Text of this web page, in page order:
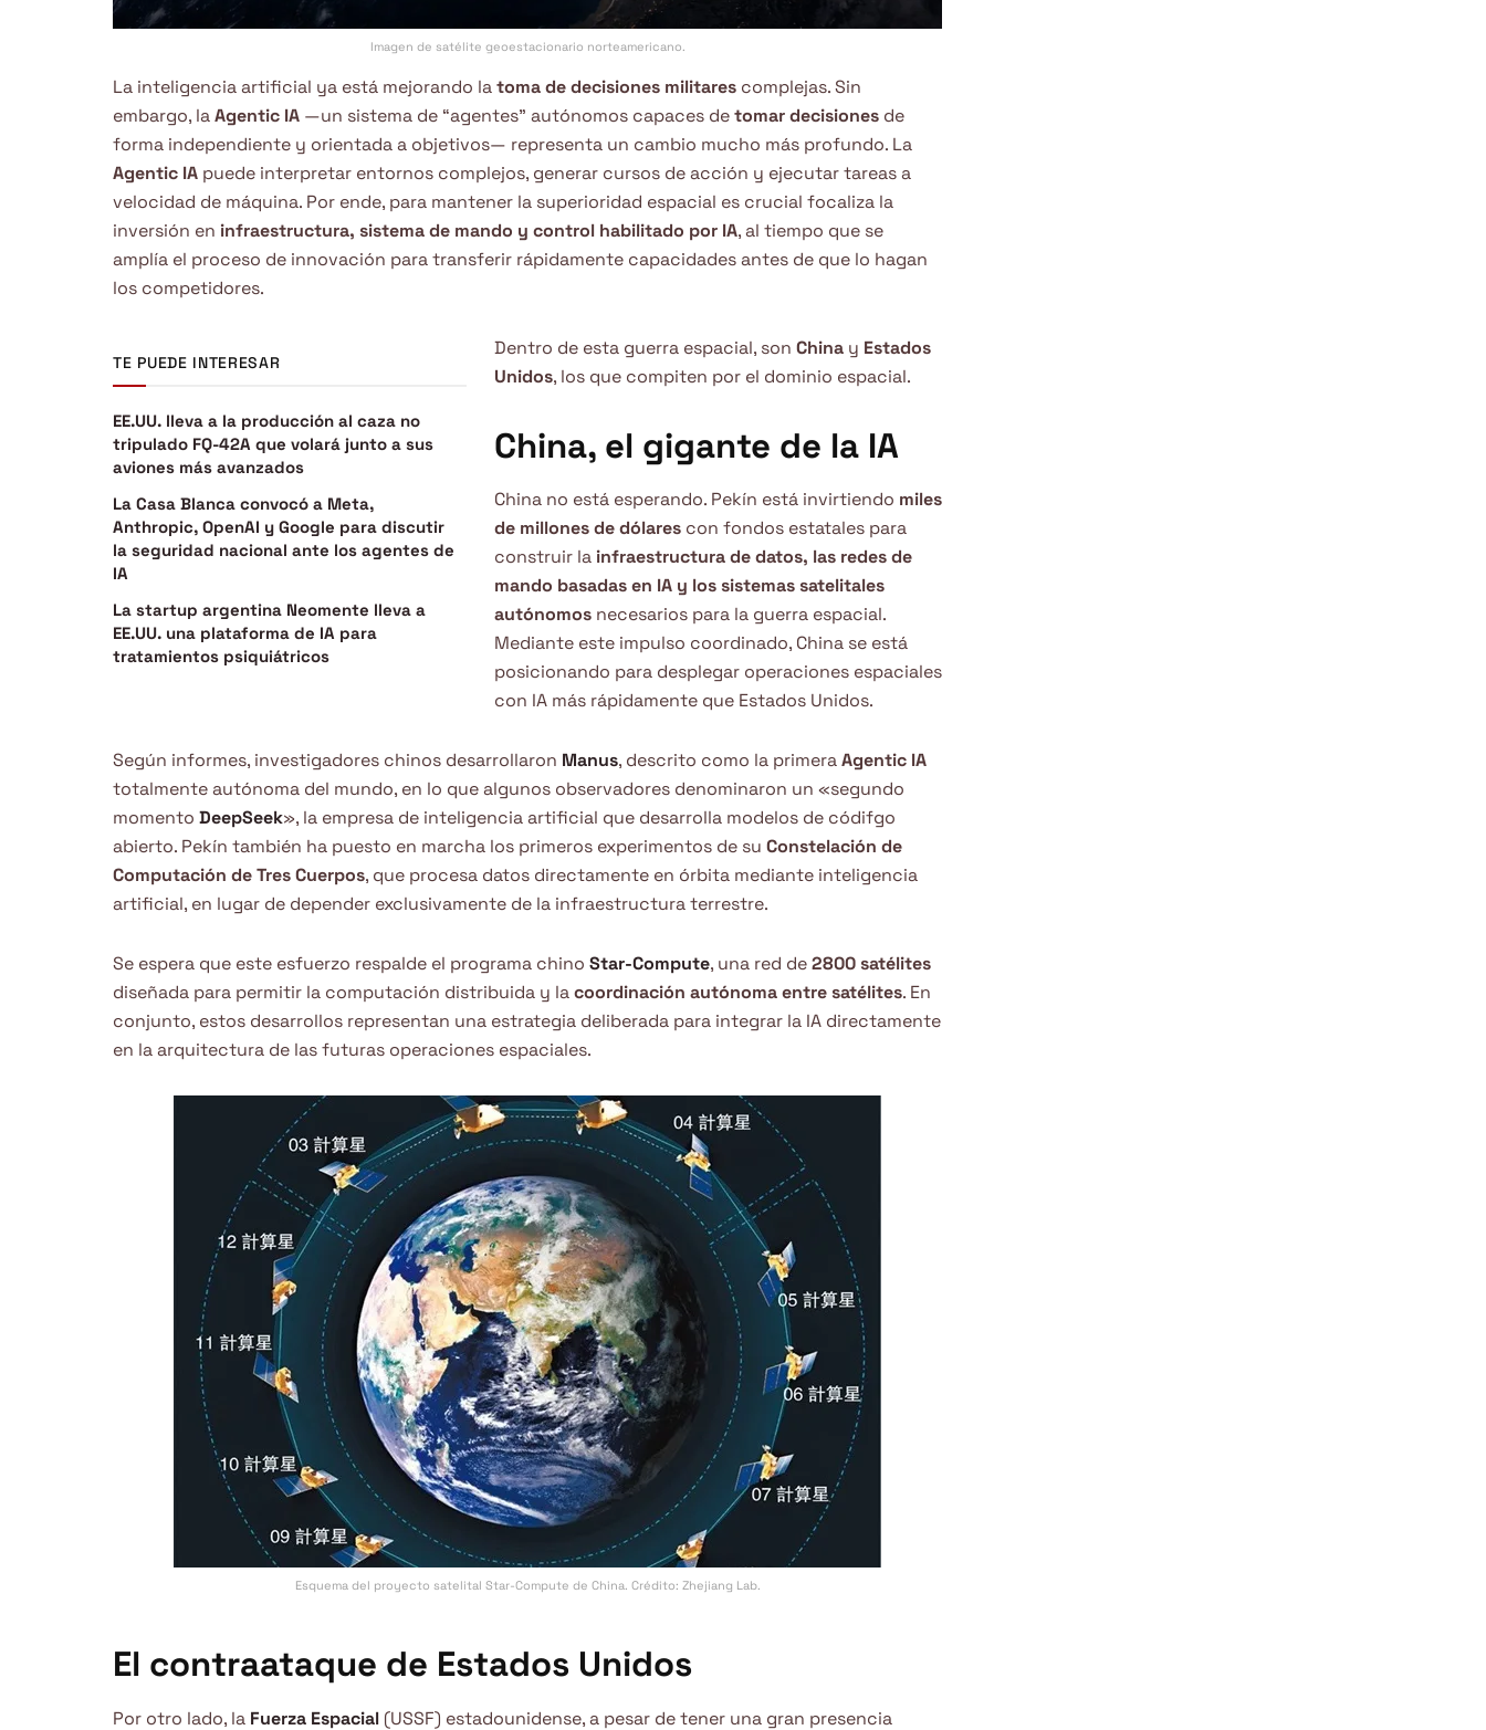
Imagen de satélite geoestacionario norteamericano.
La inteligencia artificial ya está mejorando latoma de decisiones militares complejas. Sin
embargo, laAgentic IA —un sistema de “agentes” autónomos capaces detomar decisiones de
forma independiente y orientada a objetivos— representa un cambio mucho más profundo. La
Agentic IA puede interpretar entornos complejos, generar cursos de acción y ejecutar tareas a
velocidad de máquina. Por ende, para mantener la superioridad espacial es crucial focaliza la
inversión en infraestructura, sistema de mando y control habilitado por IA, al tiempo que se
amplía el proceso de innovación para transferir rápidamente capacidades antes de que lo hagan
los competidores.
TE PUEDE INTERESAR
EE.UU. lleva a la producción al caza no
tripulado FQ-42A que volará junto a sus
aviones más avanzados
La Casa Blanca convocó a Meta,
Anthropic, OpenAI y Google para discutir
la seguridad nacional ante los agentes de
IA
La startup argentina Neomente lleva a
EE.UU. una plataforma de IA para
tratamientos psiquiátricos
Dentro de esta guerra espacial, son China y Estados
Unidos, los que compiten por el dominio espacial.
China, el gigante de la IA
China no está esperando. Pekín está invirtiendo miles
de millones de dólares con fondos estatales para
construir la infraestructura de datos, las redes de
mando basadas en IA y los sistemas satelitales
autónomos necesarios para la guerra espacial.
Mediante este impulso coordinado, China se está
posicionando para desplegar operaciones espaciales
con IA más rápidamente que Estados Unidos.
Según informes, investigadores chinos desarrollaron Manus, descrito como la primeraAgentic IA
totalmente autónoma del mundo, en lo que algunos observadores denominaron un «segundo
momento DeepSeek», la empresa de inteligencia artificial que desarrolla modelos de códifgo
abierto. Pekín también ha puesto en marcha los primeros experimentos de su Constelación de
Computación de Tres Cuerpos, que procesa datos directamente en órbita mediante inteligencia
artificial, en lugar de depender exclusivamente de la infraestructura terrestre.
Se espera que este esfuerzo respalde el programa chino Star-Compute, una red de2800 satélites
diseñada para permitir la computación distribuida y lacoordinación autónoma entre satélites. En
conjunto, estos desarrollos representan una estrategia deliberada para integrar la IA directamente
en la arquitectura de las futuras operaciones espaciales.
Esquema del proyecto satelital Star-Compute de China. Crédito: Zhejiang Lab.
El contraataque de Estados Unidos
Por otro lado, la Fuerza Espacial (USSF) estadounidense, a pesar de tener una gran presencia